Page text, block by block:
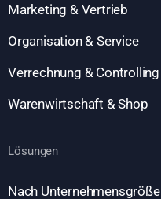
Marketing & Vertrieb
Organisation & Service
Verrechnung & Controlling
Warenwirtschaft & Shop
Lösungen
Nach Unternehmensgröße